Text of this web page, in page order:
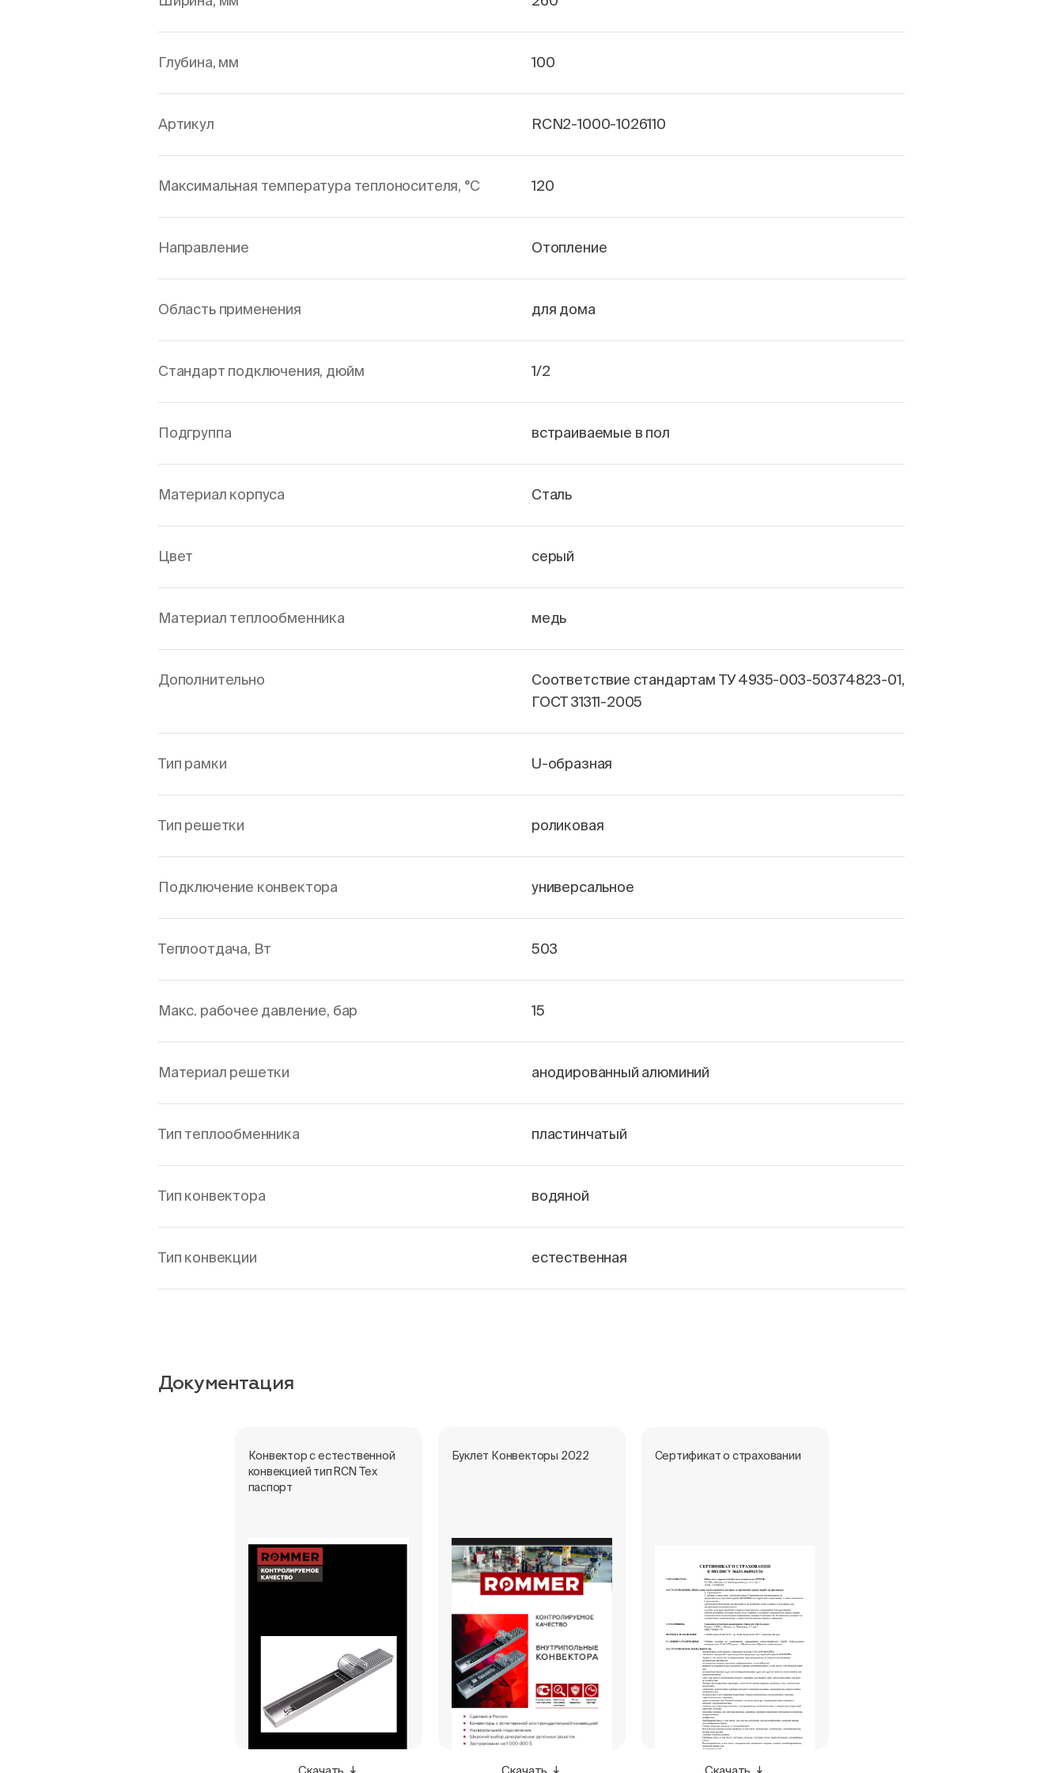
Глубина, мм 100
Артикул RCN2-1000-1026110
Максимальная температура теплоносителя, °С 120
Направление Отопление
Область применения для дома
Стандарт подключения, дюйм 1/2
Подгруппа встраиваемые в пол
Материал корпуса Сталь
Цвет серый
Материал теплообменника медь
Дополнительно
Соответствие стандартам ТУ 4935-003-50374823-01,
ГОСТ 31311-2005
Тип рамки U-образная
Тип решетки роликовая
Подключение конвектора универсальное
Теплоотдача, Вт 503
Макс. рабочее давление, бар 15
Материал решетки анодированный алюминий
Тип теплообменника пластинчатый
Тип конвектора водяной
Тип конвекции естественная
Документация
Конвектор с естественной
конвекцией тип RCN Тех
паспорт
Буклет Конвекторы 2022 Сертификат о страховании